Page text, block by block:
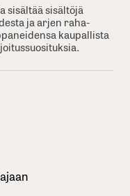
sisältää sisältöjä
ja arjen raha-
kaupallista